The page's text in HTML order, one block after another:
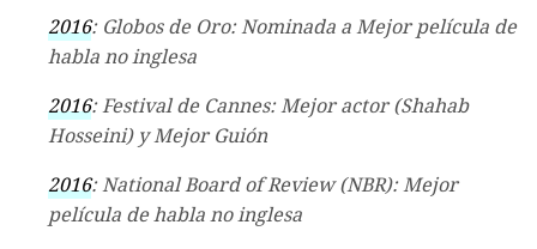
2016: Globos de Oro: Nominada a Mejor película de
habla no inglesa
2016: Festival de Cannes: Mejor actor (Shahab
Hosseini) y Mejor Guión
2016: National Board of Review (NBR): Mejor
película de habla no inglesa